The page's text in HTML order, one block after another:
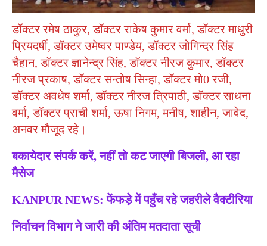
डॉक्टर रमेष ठाकुर, डॉक्टर राकेष कुमार वर्मा, डॉक्टर माधुरी
प्रियदर्षी, डॉक्टर उमेष्वर पाण्डेय, डॉक्टर जोगिन्दर सिंह
चैहान, डॉक्टर ज्ञानेन्द्र सिंह, डॉक्टर नीरज कुमार, डॉक्टर
नीरज प्रकाष, डॉक्टर सन्तोष सिन्हा, डॉक्टर मो0 रजी,
डॉक्टर अवधेष शर्मा, डॉक्टर नीरज त्रिपाठी, डॉक्टर साधना
वर्मा, डॉक्टर प्राची शर्मा, ऊषा निगम, मनीष, शाहीन, जावेद,
अनवर मौजूद रहे।
बकायेदार संपर्क करें, नहीं तो कट जाएगी बिजली, आ रहा
मैसेज
KANPUR NEWS: फेंफड़े में पहुँच रहे जहरीले वैक्टीरिया
निर्वाचन विभाग ने जारी की अंतिम मतदाता सूची